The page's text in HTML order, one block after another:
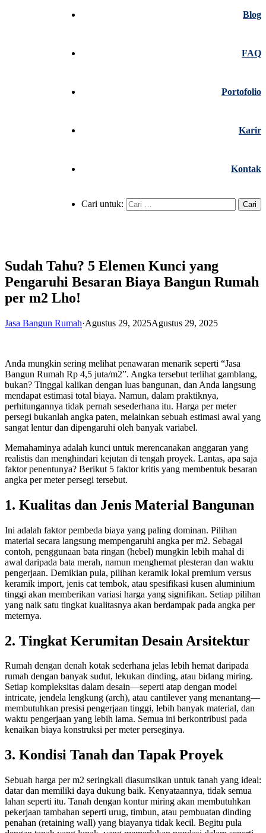
Blog
FAQ
Portofolio
Karir
Kontak
Cari untuk:
Sudah Tahu? 5 Elemen Kunci yang
Pengaruhi Besaran Biaya Bangun Rumah
per m2 Lho!
Jasa Bangun Rumah·Agustus 29, 2025Agustus 29, 2025
Anda mungkin sering melihat penawaran menarik seperti “Jasa
Bangun Rumah Rp 4,5 juta/m2”. Angka tersebut terlihat gamblang,
bukan? Tinggal kalikan dengan luas bangunan, dan Anda langsung
mendapat estimasi total biaya. Namun, dalam praktiknya,
perhitungannya tidak pernah sesederhana itu. Harga per meter
persegi bukanlah angka paten, melainkan sebuah estimasi awal yang
sangat lentur dan dipengaruhi oleh banyak variabel.
Memahaminya adalah kunci untuk merencanakan anggaran yang
realistis dan menghindari kejutan di tengah proyek. Lantas, apa saja
faktor penentunya? Berikut 5 faktor kritis yang membentuk besaran
angka per meter persegi tersebut.
1. Kualitas dan Jenis Material Bangunan
Ini adalah faktor pembeda biaya yang paling dominan. Pilihan
material secara langsung mempengaruhi angka per m2. Sebagai
contoh, penggunaan bata ringan (hebel) mungkin lebih mahal di
awal daripada bata merah, namun menghemat plesteran dan waktu
pengerjaan. Demikian pula, pilihan keramik lokal premium versus
keramik import, jenis cat tembok, atau spesifikasi kusen aluminium
tinggi akan memberikan variasi harga yang signifikan. Setiap pilihan
yang naik satu tingkat kualitasnya akan berdampak pada angka per
meternya.
2. Tingkat Kerumitan Desain Arsitektur
Rumah dengan denah kotak sederhana jelas lebih hemat daripada
rumah dengan banyak sudut, lekukan dinding, atau bidang miring.
Setiap kompleksitas dalam desain—seperti atap dengan model
intricate, jendela lengkung (arch), atau cantilever yang menantang—
membutuhkan presisi pengerjaan tinggi, lebih banyak material, dan
waktu pengerjaan yang lebih lama. Semua ini berkontribusi pada
kenaikan biaya konstruksi per meter perseginya.
3. Kondisi Tanah dan Tapak Proyek
Sebuah harga per m2 seringkali diasumsikan untuk tanah yang ideal:
datar dan memiliki daya dukung baik. Kenyataannya, tidak semua
lahan seperti itu. Tanah dengan kontur miring akan membutuhkan
pekerjaan tambahan seperti urug, timbun, atau pembuatan dinding
penahan (retaining wall) yang biayanya tidak kecil. Begitu pula